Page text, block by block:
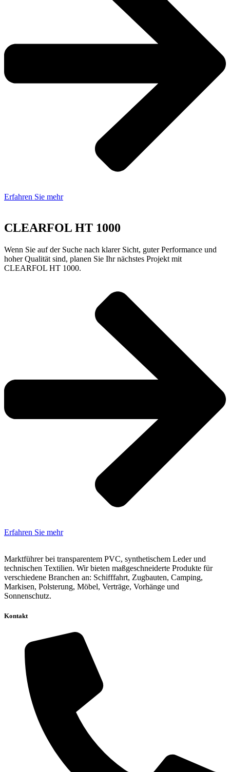
Erfahren Sie mehr
CLEARFOL HT 1000
Wenn Sie auf der Suche nach klarer Sicht, guter Performance und
hoher Qualität sind, planen Sie Ihr nächstes Projekt mit
CLEARFOL HT 1000.
Erfahren Sie mehr
Marktführer bei transparentem PVC, synthetischem Leder und
technischen Textilien. Wir bieten maßgeschneiderte Produkte für
verschiedene Branchen an: Schifffahrt, Zugbauten, Camping,
Markisen, Polsterung, Möbel, Verträge, Vorhänge und
Sonnenschutz.
Kontakt